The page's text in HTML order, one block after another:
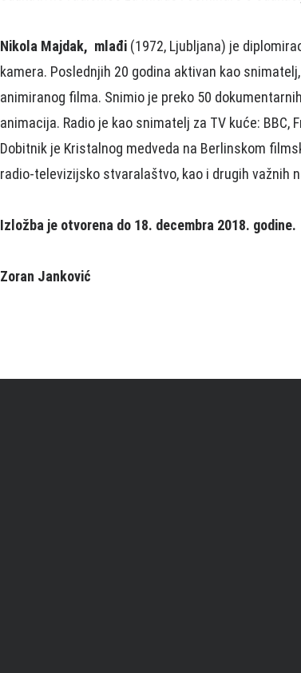
Nikola Majdak, mlađi (1972, Ljubljana) je
kamera. Poslednjih 20 godina aktivan kao
animiranog filma. Snimio je preko 50
animacija. Radio je kao snimatelj za TV kuće: BBC,
Dobitnik je Kristalnog medveda na Berlinskom
radio-televizijsko stvaralaštvo, kao i drugih važnih
Izložba je otvorena do 18. decembra 2018. godine.
Zoran Janković